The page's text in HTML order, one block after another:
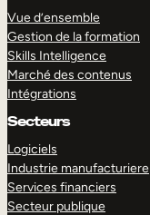
Vue d’ensemble
Gestion de la formation
Skills Intelligence
Marché des contenus
Intégrations
Secteurs
Logiciels
Industrie manufacturiere
Services financiers
Secteur publique